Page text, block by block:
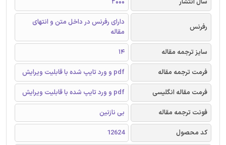
رفرنس
دارای رفرنس در داخل متن و انتهای
مقاله
سایز ترجمه مقاله
14
فرمت ترجمه مقاله
pdf و ورد تایپ شده با قابلیت ویرایش
فرمت مقاله انگلیسی
pdf و ورد تایپ شده با قابلیت ویرایش
فونت ترجمه مقاله
بی نازنین
کد محصول
12624